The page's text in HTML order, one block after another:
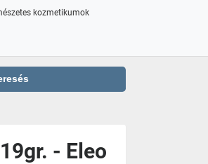
kozmetikumok
- Eleo